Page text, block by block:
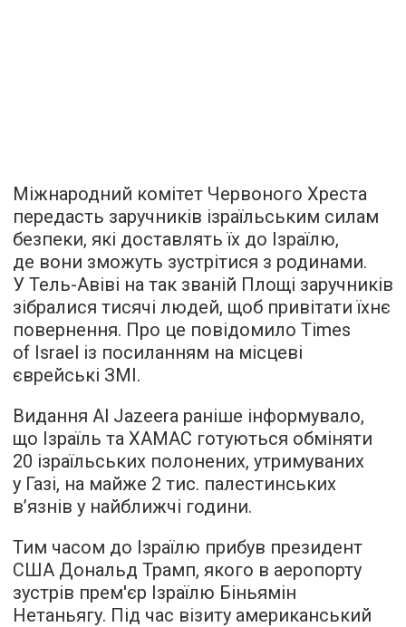
Міжнародний комітет Червоного Хреста
передасть заручників ізраїльським силам
безпеки, які доставлять їх до Ізраїлю,
де вони зможуть зустрітися з родинами.
У Тель-Авіві на так званій Площі заручників
зібралися тисячі людей, щоб привітати їхнє
повернення. Про це повідомило Times
of Israel із посиланням на місцеві
єврейські ЗМІ.
Видання Al Jazeera раніше інформувало,
що Ізраїль та ХАМАС готуються обміняти
20 ізраїльських полонених, утримуваних
у Газі, на майже 2 тис. палестинських
в’язнів у найближчі години.
Тим часом до Ізраїлю прибув президент
США Дональд Трамп, якого в аеропорту
зустрів прем'єр Ізраїлю Біньямін
Нетаньягу. Під час візиту американський